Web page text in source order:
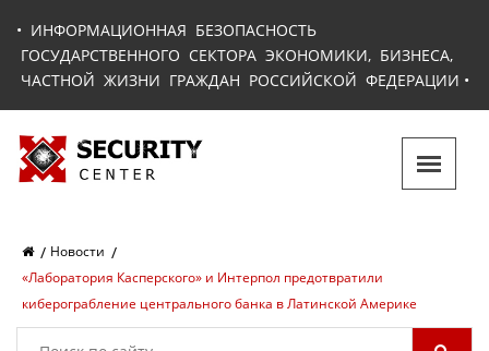
• ИНФОРМАЦИОННАЯ БЕЗОПАСНОСТЬ
ГОСУДАРСТВЕННОГО СЕКТОРА ЭКОНОМИКИ, БИЗНЕСА,
ЧАСТНОЙ ЖИЗНИ ГРАЖДАН РОССИЙСКОЙ ФЕДЕРАЦИИ •
Новости
«Лаборатория Касперского» и Интерпол предотвратили
киберограбление центрального банка в Латинской Америке